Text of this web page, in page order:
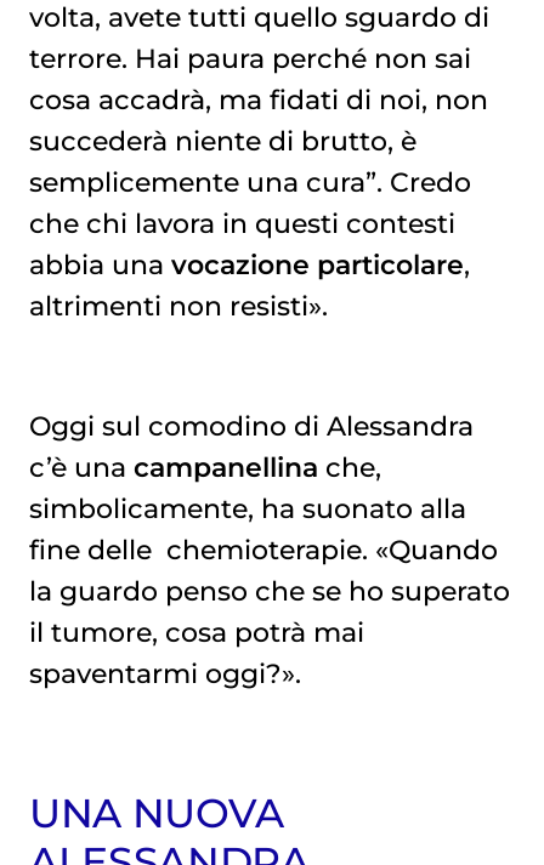
volta, avete tutti quello sguardo di
terrore. Hai paura perché non sai
cosa accadrà, ma fidati di noi, non
succederà niente di brutto, è
semplicemente una cura”. Credo
che chi lavora in questi contesti
abbia una vocazione particolare,
altrimenti non resisti».
Oggi sul comodino di Alessandra
c’è una campanellina che,
simbolicamente, ha suonato alla
fine delle chemioterapie. «Quando
la guardo penso che se ho superato
il tumore, cosa potrà mai
spaventarmi oggi?».
UNA NUOVA